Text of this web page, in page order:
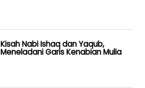
Kisah Nabi Ishaq dan Yaqub,
Meneladani Garis Kenabian Mulia